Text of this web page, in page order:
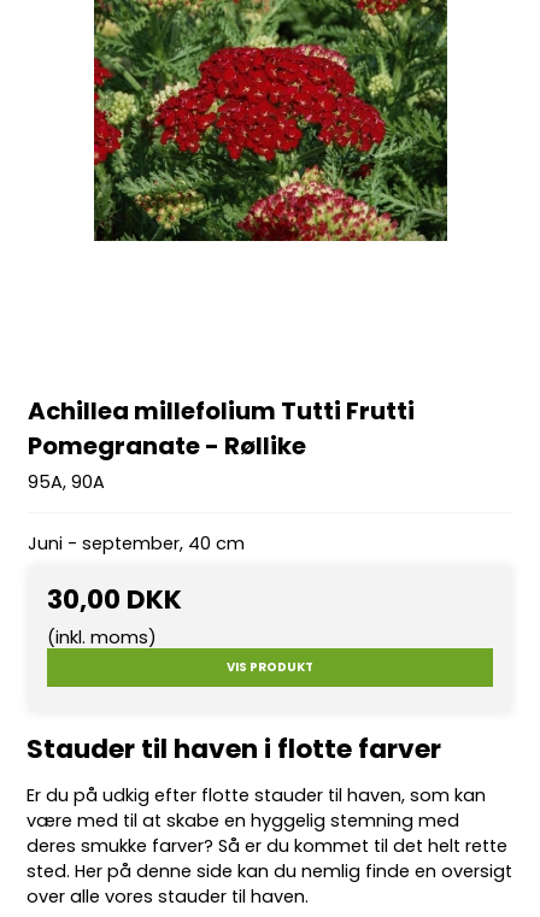
Achillea millefolium Tutti Frutti
Pomegranate - Røllike
95A, 90A
Juni - september, 40 cm
30,00 DKK
(inkl. moms)
VIS PRODUKT
Stauder til haven i flotte farver
Er du på udkig efter flottestauder til haven, som kan
være med til at skabe en hyggelig stemning med
deres smukke farver? Så er du kommet til det helt rette
sted. Her på denne side kan du nemlig finde en oversigt
over alle vores stauder til haven.